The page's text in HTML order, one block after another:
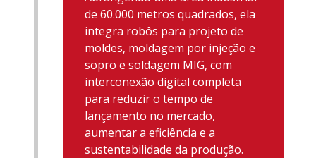
de 60.000 metros quadrados, ela
integra robôs para projeto de
moldes, moldagem por injeção e
sopro e soldagem MIG, com
interconexão digital completa
para reduzir o tempo de
lançamento no mercado,
aumentar a eficiência e a
sustentabilidade da produção.